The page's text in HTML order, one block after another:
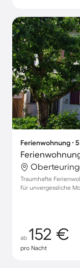
Ferienwohnung ∙
Traumhafte
für unvergessliche
ab 152 €
pro Nacht